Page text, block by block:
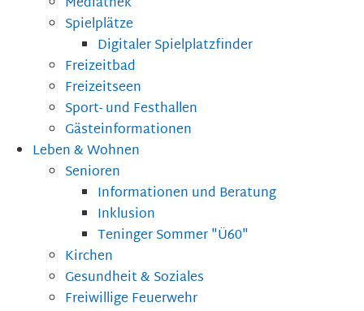
Spielplätze
Digitaler Spielplatzfinder
Freizeitbad
Freizeitseen
Sport- und Festhallen
Gästeinformationen
Leben & Wohnen
Senioren
Informationen und Beratung
Inklusion
Teninger Sommer "Ü60"
Kirchen
Gesundheit & Soziales
Freiwillige Feuerwehr